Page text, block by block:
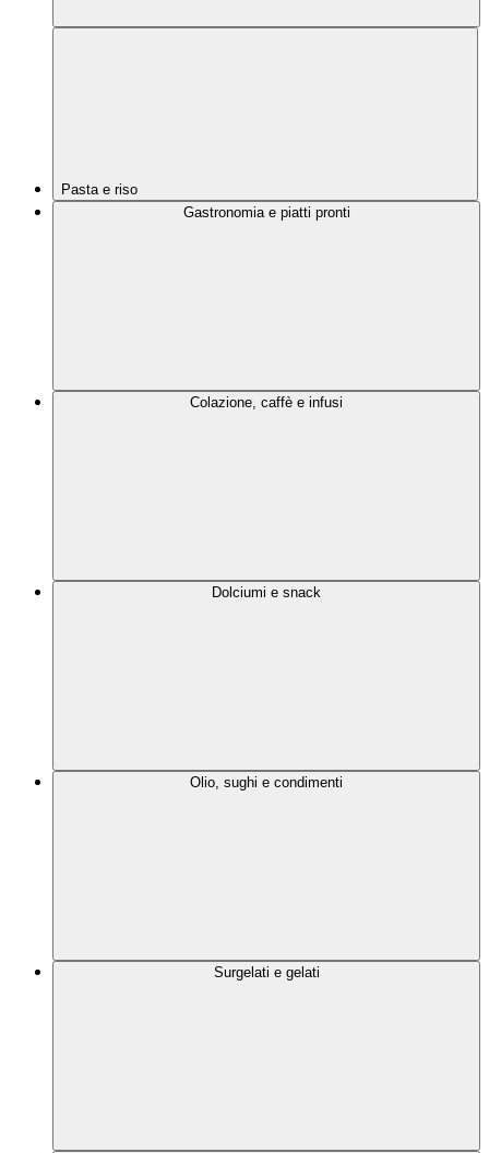
Pasta e riso
Gastronomia e piatti pronti
Colazione, caffè e infusi
Dolciumi e snack
Olio, sughi e condimenti
Surgelati e gelati